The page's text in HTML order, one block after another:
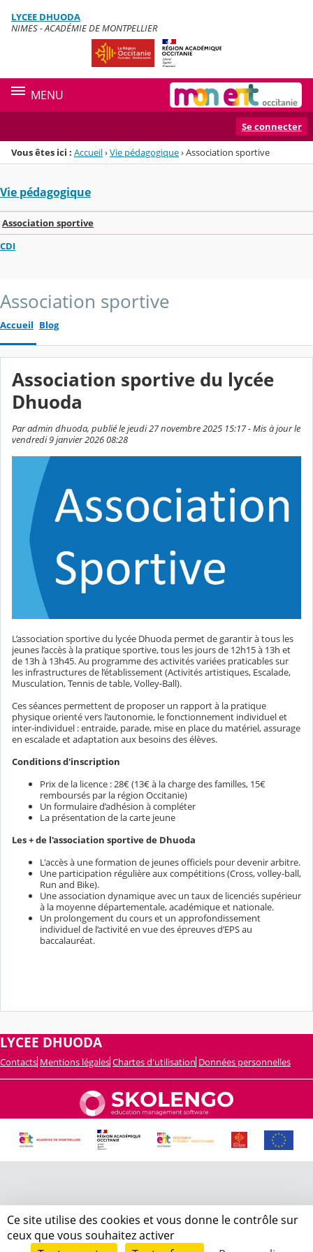
Menu de la rubrique
Contenu
LYCEE DHUODA
NIMES - ACADÉMIE DE MONTPELLIER
MENU
Se connecter
Vous êtes ici : Accueil›Vie pédagogique›Association sportive
Vie pédagogique
Association sportive
CDI
Association sportive
Accueil Blog
Association sportive du lycée
Dhuoda
Par admin dhuoda, publié le jeudi 27 novembre 2025 15:17 - Mis à jour le
vendredi 9 janvier 2026 08:28
L’association sportive du lycée Dhuoda permet de garantir à tous les
jeunes l’accès à la pratique sportive, tous les jours de 12h15 à 13h et
de 13h à 13h45. Au programme des activités variées praticables sur
les infrastructures de l’établissement (Activités artistiques, Escalade,
Musculation, Tennis de table, Volley-Ball).
Ces séances permettent de proposer un rapport à la pratique
physique orienté vers l’autonomie, le fonctionnement individuel et
inter-individuel : entraide, parade, mise en place du matériel, assurage
en escalade et adaptation aux besoins des élèves.
Conditions d'inscription
Prix de la licence : 28€ (13€ à la charge des familles, 15€
remboursés par la région Occitanie)
Un formulaire d’adhésion à compléter
La présentation de la carte jeune
Les + de l'association sportive de Dhuoda
L'accès à une formation de jeunes officiels pour devenir arbitre.
Une participation régulière aux compétitions (Cross, volley-ball,
Run and Bike).
Une association dynamique avec un taux de licenciés supérieur
à la moyenne départementale, académique et nationale.
Un prolongement du cours et un approfondissement
individuel de l’activité en vue des épreuves d’EPS au
baccalauréat.
LYCEE DHUODA
Contacts Mentions légales Chartes d'utilisation Données personnelles
Ce site utilise des cookies et vous donne le contrôle sur
ceux que vous souhaitez activer